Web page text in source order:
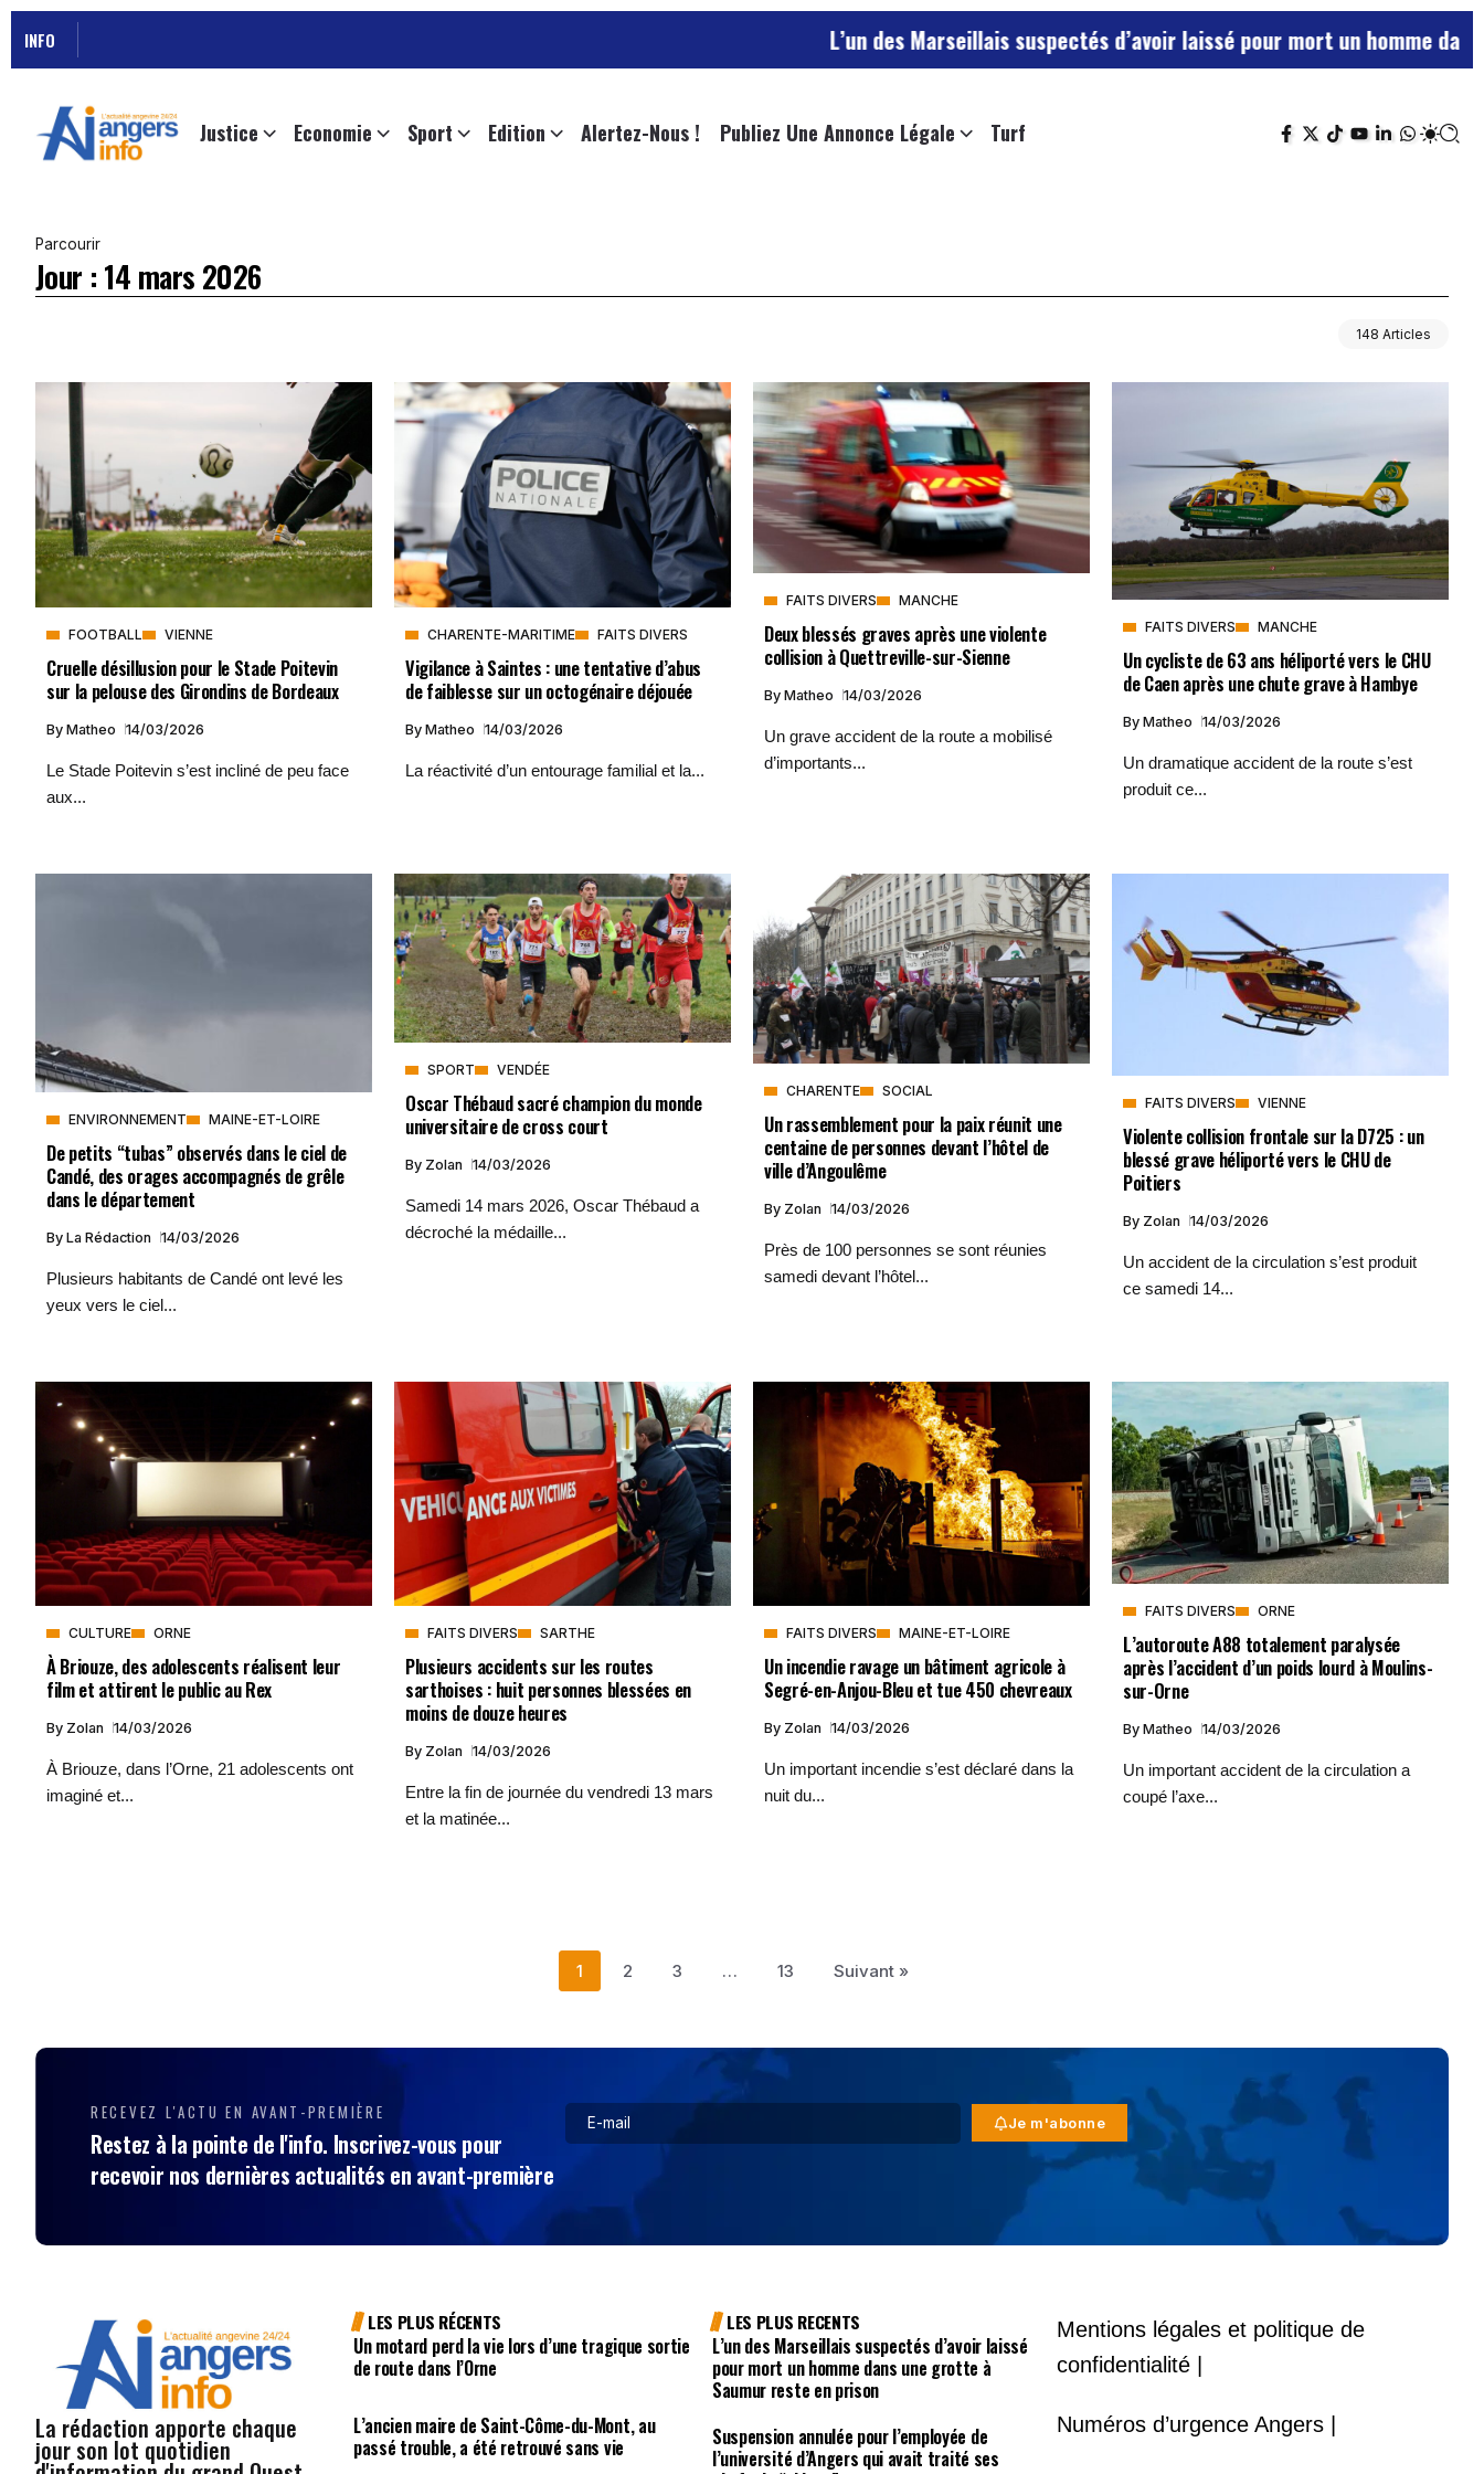
INFO L’un des Marseillais suspectés d’avoir laissé pour mort un homme dans une
Justice Economie Sport Edition Alertez-Nous ! Publiez Une Annonce Légale Turf
Parcourir
Jour : 14 mars 2026
148 Articles
FOOTBALL VIENNE
Cruelle désillusion pour le Stade Poitevin
sur la pelouse des Girondins de Bordeaux
By Matheo 14/03/2026
Le Stade Poitevin s’est incliné de peu face
aux...
CHARENTE-MARITIME FAITS DIVERS
Vigilance à Saintes : une tentative d’abus
de faiblesse sur un octogénaire déjouée
By Matheo 14/03/2026
La réactivité d’un entourage familial et la...
FAITS DIVERS MANCHE
Deux blessés graves après une violente
collision à Quettreville-sur-Sienne
By Matheo 14/03/2026
Un grave accident de la route a mobilisé
d’importants...
FAITS DIVERS MANCHE
Un cycliste de 63 ans héliporté vers le CHU
de Caen après une chute grave à Hambye
By Matheo 14/03/2026
Un dramatique accident de la route s’est
produit ce...
ENVIRONNEMENT MAINE-ET-LOIRE
De petits “tubas” observés dans le ciel de
Candé, des orages accompagnés de grêle
dans le département
By La Rédaction 14/03/2026
Plusieurs habitants de Candé ont levé les
yeux vers le ciel...
SPORT VENDÉE
Oscar Thébaud sacré champion du monde
universitaire de cross court
By Zolan 14/03/2026
Samedi 14 mars 2026, Oscar Thébaud a
décroché la médaille...
CHARENTE SOCIAL
Un rassemblement pour la paix réunit une
centaine de personnes devant l’hôtel de
ville d’Angoulême
By Zolan 14/03/2026
Près de 100 personnes se sont réunies
samedi devant l’hôtel...
FAITS DIVERS VIENNE
Violente collision frontale sur la D725 : un
blessé grave héliporté vers le CHU de
Poitiers
By Zolan 14/03/2026
Un accident de la circulation s’est produit
ce samedi 14...
CULTURE ORNE
À Briouze, des adolescents réalisent leur
film et attirent le public au Rex
By Zolan 14/03/2026
À Briouze, dans l’Orne, 21 adolescents ont
imaginé et...
FAITS DIVERS SARTHE
Plusieurs accidents sur les routes
sarthoises : huit personnes blessées en
moins de douze heures
By Zolan 14/03/2026
Entre la fin de journée du vendredi 13 mars
et la matinée...
FAITS DIVERS MAINE-ET-LOIRE
Un incendie ravage un bâtiment agricole à
Segré-en-Anjou-Bleu et tue 450 chevreaux
By Zolan 14/03/2026
Un important incendie s’est déclaré dans la
nuit du...
FAITS DIVERS ORNE
L’autoroute A88 totalement paralysée
après l’accident d’un poids lourd à Moulins-
sur-Orne
By Matheo 14/03/2026
Un important accident de la circulation a
coupé l’axe...
1 2 3 … 13 Suivant »
RECEVEZ L'ACTU EN AVANT-PREMIÈRE
Restez à la pointe de l'info. Inscrivez-vous pour
recevoir nos dernières actualités en avant-première
Je m'abonne
La rédaction apporte chaque
jour son lot quotidien
LES PLUS RÉCENTS
Un motard perd la vie lors d’une tragique sortie
de route dans l’Orne
L’ancien maire de Saint-Côme-du-Mont, au
passé trouble, a été retrouvé sans vie
LES PLUS RECENTS
L’un des Marseillais suspectés d’avoir laissé
pour mort un homme dans une grotte à
Saumur reste en prison
Suspension annulée pour l’employée de
l’université d’Angers qui avait traité ses
Mentions légales et politique de
confidentialité |
Numéros d’urgence Angers |